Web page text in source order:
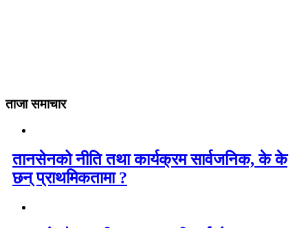
ताजा समाचार
तानसेनको नीति तथा कार्यक्रम सार्वजनिक, के के
छन् प्राथमिकतामा ?